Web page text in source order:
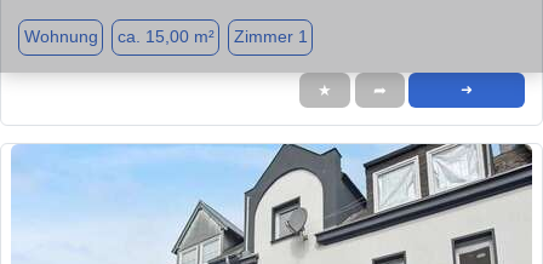
Wohnung ca. 15,00 m² Zimmer 1
★ ➦ ➜